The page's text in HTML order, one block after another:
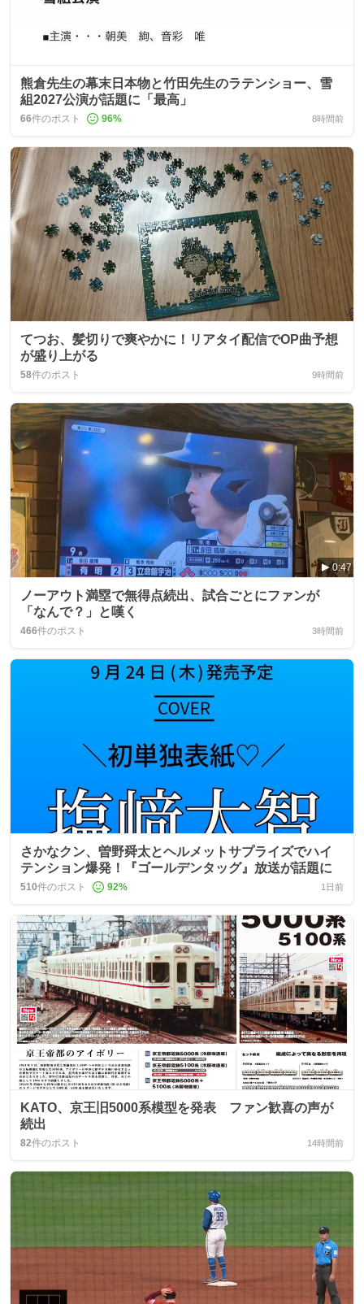
熊倉先生の幕末日本物と竹田先生のラテンショー、雪
組2027公演が話題に「最高」
66件のポスト 96% 8時間前
てつお、髪切りで爽やかに！リアタイ配信でOP曲予想
が盛り上がる
58件のポスト 9時間前
0:47
ノーアウト満塁で無得点続出、試合ごとにファンが
「なんで？」と嘆く
466件のポスト 3時間前
さかなクン、曽野舜太とヘルメットサプライズでハイ
テンション爆発！『ゴールデンタッグ』放送が話題に
510件のポスト 92% 1日前
KATO、京王旧5000系模型を発表 ファン歓喜の声が
続出
82件のポスト 14時間前